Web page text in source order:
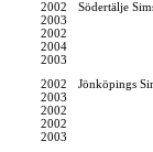
2002
Södertälje
2003
2002
2004
2003
2002
Jönköpings
2003
2002
2002
2003